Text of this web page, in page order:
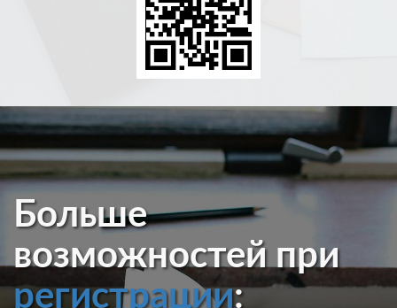
Больше
возможностей при
регистрации: